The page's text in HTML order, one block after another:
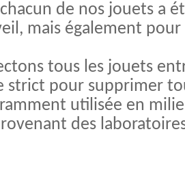
de nos jouets a
mais également
tous les jouets
strict pour supprimer
utilisée en
des